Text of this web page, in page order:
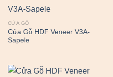
CỬA GỖ
Cửa Gỗ HDF Veneer V3A-
Sapele